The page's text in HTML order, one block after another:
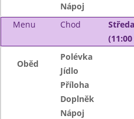
Nápoj
Menu
Chod
Oběd
Polévka
Jídlo
Příloha
Doplněk
Nápoj